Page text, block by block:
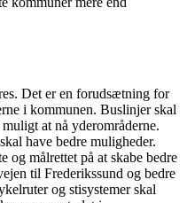
Det er en forudsætning for
i kommunen. Buslinjer skal
at nå yderområderne.
have bedre muligheder.
og målrettet på at skabe bedre
til Frederikssund og bedre
og stisystemer skal